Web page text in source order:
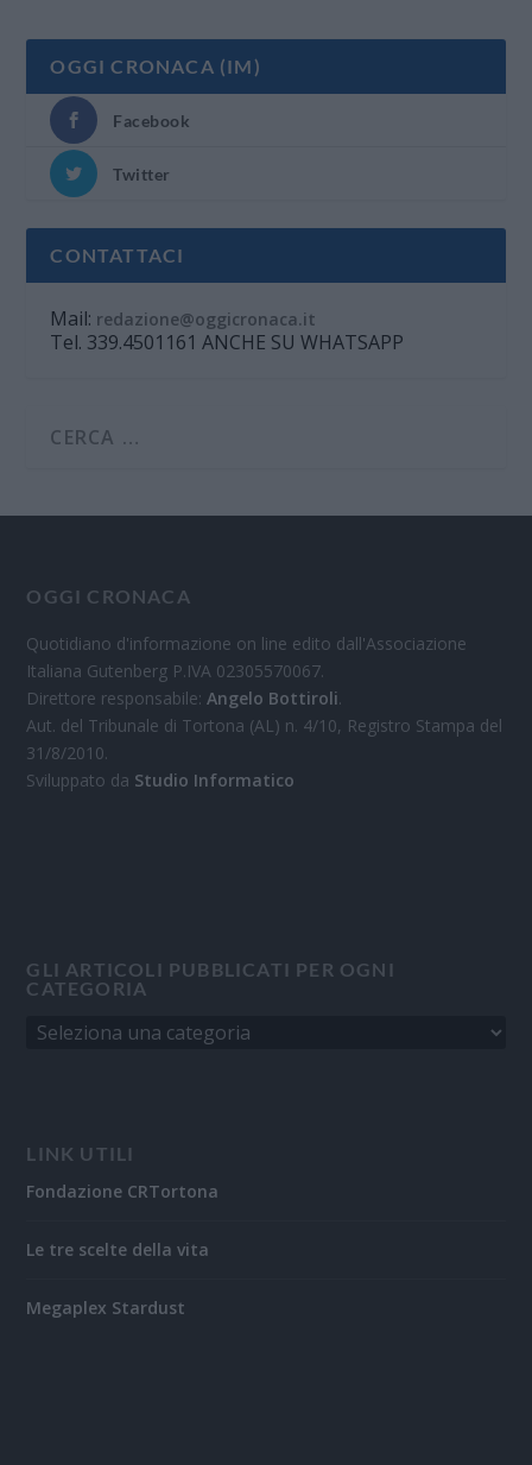
OGGI CRONACA (IM)
Facebook
Twitter
CONTATTACI
Mail: redazione@oggicronaca.it
Tel. 339.4501161 ANCHE SU WHATSAPP
OGGI CRONACA
Quotidiano d'informazione on line edito dall'Associazione
Italiana Gutenberg P.IVA 02305570067.
Direttore responsabile:Angelo Bottiroli.
Aut. del Tribunale di Tortona (AL) n. 4/10, Registro Stampa del
31/8/2010.
Sviluppato da Studio Informatico
GLI ARTICOLI PUBBLICATI PER OGNI
CATEGORIA
LINK UTILI
Fondazione CRTortona
Le tre scelte della vita
Megaplex Stardust